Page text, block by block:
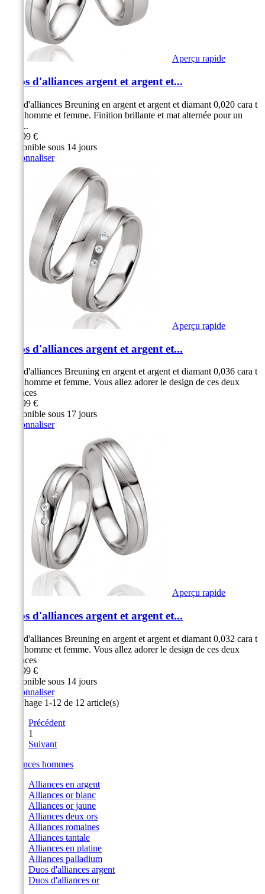
Aperçu rapide
Duos d'alliances argent et argent et...
Duo d'alliances Breuning en argent et argent et diamant 0,020 cara t
pour homme et femme. Finition brillante et mat alternée pour un
effet...
299,99 €
Disponible sous 14 jours
Personnaliser
Aperçu rapide
Duos d'alliances argent et argent et...
Duo d'alliances Breuning en argent et argent et diamant 0,036 cara t
pour homme et femme. Vous allez adorer le design de ces deux
alliances
319,99 €
Disponible sous 17 jours
Personnaliser
Aperçu rapide
Duos d'alliances argent et argent et...
Duo d'alliances Breuning en argent et argent et diamant 0,032 cara t
pour homme et femme. Vous allez adorer le design de ces deux
alliances
329,99 €
Disponible sous 14 jours
Personnaliser
Affichage 1-12 de 12 article(s)
Précédent
1
Suivant
Alliances hommes
Alliances en argent
Alliances or blanc
Alliances or jaune
Alliances deux ors
Alliances romaines
Alliances tantale
Alliances en platine
Alliances palladium
Duos d'alliances argent
Duos d'alliances or